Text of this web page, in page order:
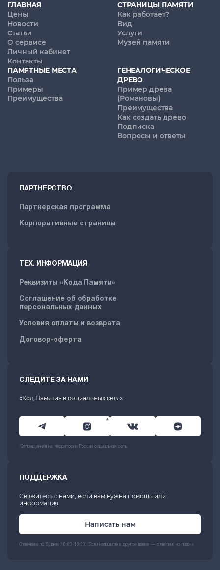
ГЛАВНАЯ
Цены
Новости
Статьи
О сервисе
Личный кабинет
Контакты
СТРАНИЦЫ ПАМЯТИ
Как работает?
Вид
Услуги
Музей памяти
ПАМЯТНЫЕ МЕСТА
Польза
Примеры
Преимущества
ГЕНЕАЛОГИЧЕСКОЕ
ДРЕВО
Пример древа
(Романовы)
Преимущества
Как создать древо
Подписка
Вопросы и ответы
ПАРТНЕРСТВО
Партнерская программа
Корпоративные страницы
ТЕХ. ИНФОРМАЦИЯ
Реквизиты «Кода Памяти»
Соглашение об обработке
персональных данных
Условия оплаты и возврата
Договор-оферта
СЛЕДИТЕ ЗА НАМИ
«Код Памяти» в социальных сетях
*
*Запрещенная на территории России социальная сеть
ПОДДЕРЖКА
Свяжитесь с нами, если вам нужна помощь или
информация
Написать нам
Отвечаем по будням 10:00-18:00. Если напишите в другое время — ответим, но позже.